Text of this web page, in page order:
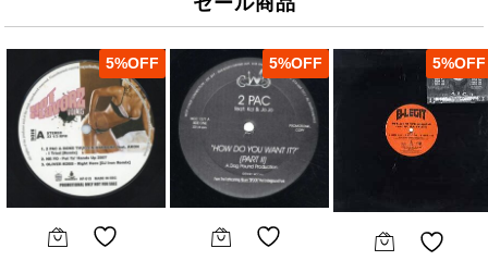
5% 5% 5%